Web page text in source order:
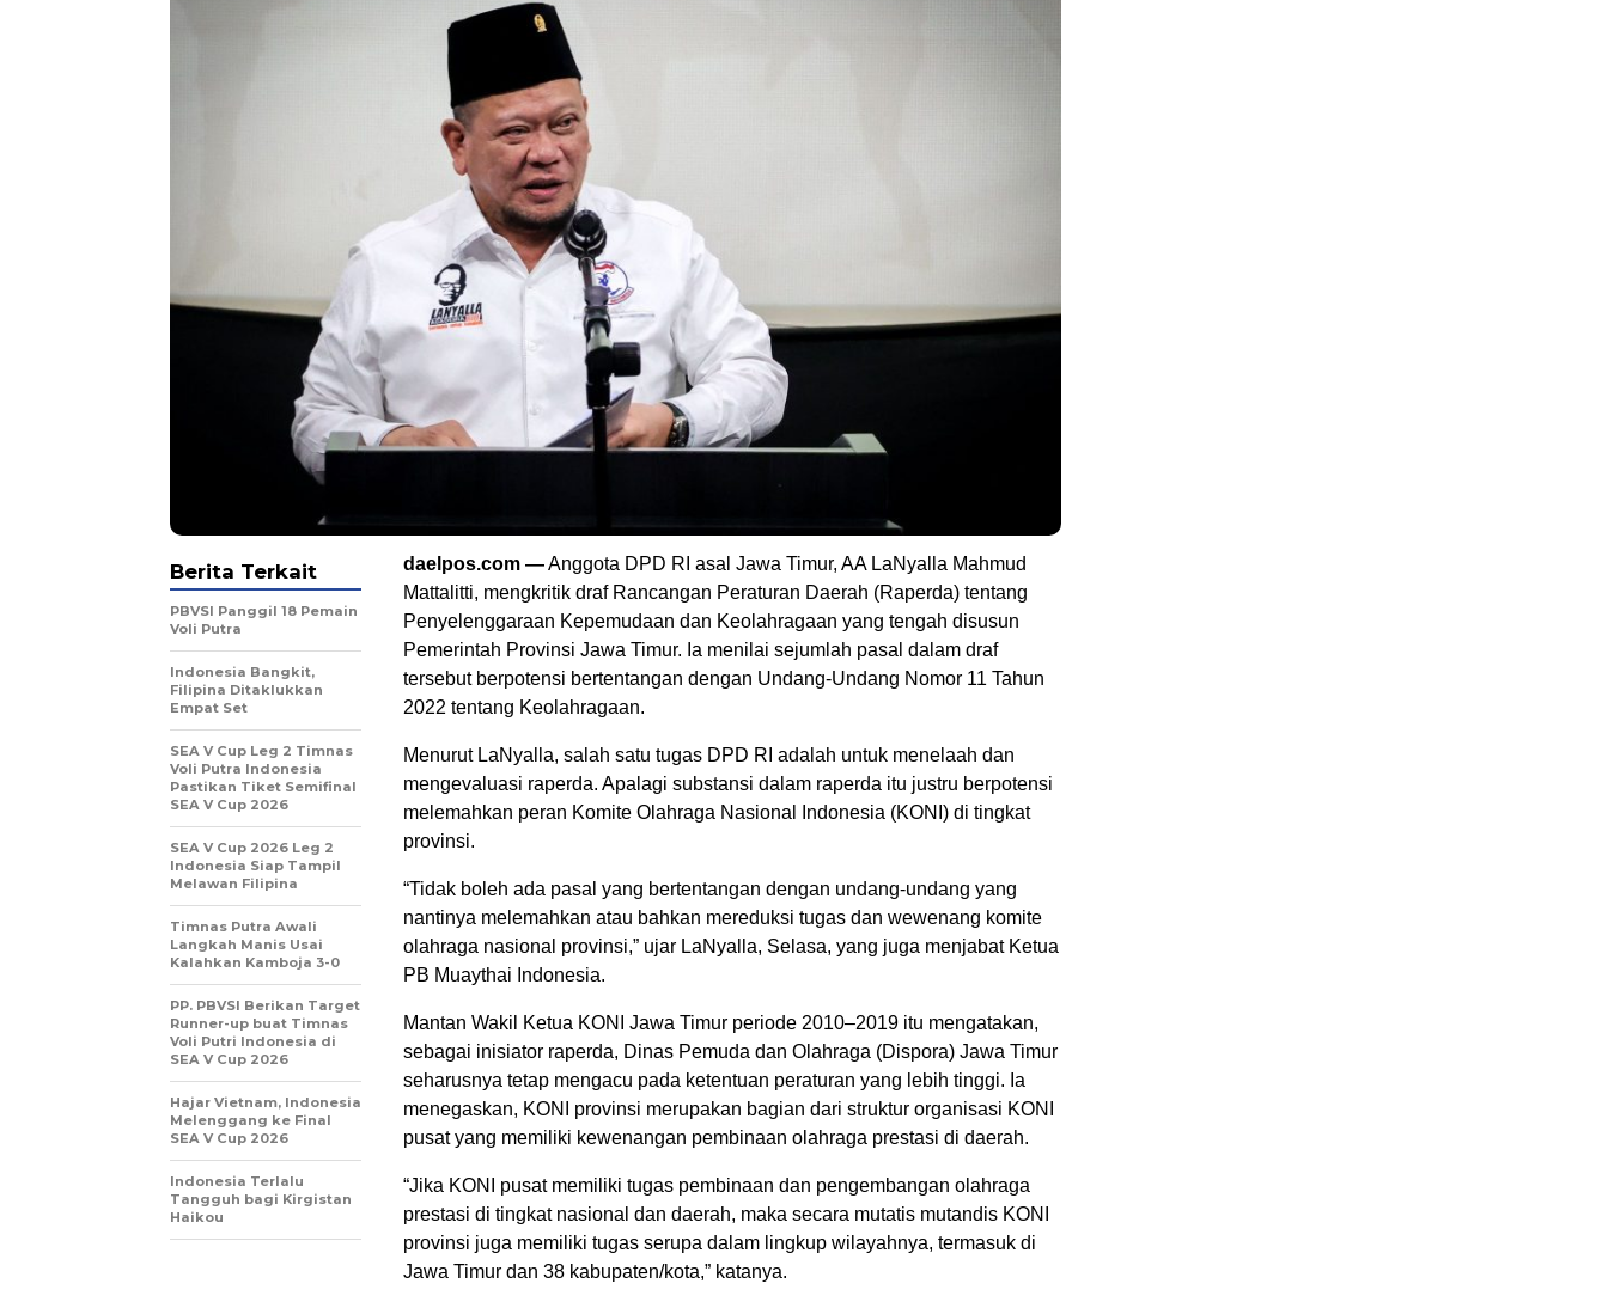
daelpos.com —Anggota DPD RI asal Jawa Timur, AA LaNyalla Mahmud
Mattalitti, mengkritik draf Rancangan Peraturan Daerah (Raperda) tentang
Penyelenggaraan Kepemudaan dan Keolahragaan yang tengah disusun
Pemerintah Provinsi Jawa Timur. Ia menilai sejumlah pasal dalam draf
tersebut berpotensi bertentangan dengan Undang-Undang Nomor 11 Tahun
2022 tentang Keolahragaan.
Menurut LaNyalla, salah satu tugas DPD RI adalah untuk menelaah dan
mengevaluasi raperda. Apalagi substansi dalam raperda itu justru berpotensi
melemahkan peran Komite Olahraga Nasional Indonesia (KONI) di tingkat
provinsi.
“Tidak boleh ada pasal yang bertentangan dengan undang-undang yang
nantinya melemahkan atau bahkan mereduksi tugas dan wewenang komite
olahraga nasional provinsi,” ujar LaNyalla, Selasa, yang juga menjabat Ketua
PB Muaythai Indonesia.
Mantan Wakil Ketua KONI Jawa Timur periode 2010–2019 itu mengatakan,
sebagai inisiator raperda, Dinas Pemuda dan Olahraga (Dispora) Jawa Timur
seharusnya tetap mengacu pada ketentuan peraturan yang lebih tinggi. Ia
menegaskan, KONI provinsi merupakan bagian dari struktur organisasi KONI
pusat yang memiliki kewenangan pembinaan olahraga prestasi di daerah.
“Jika KONI pusat memiliki tugas pembinaan dan pengembangan olahraga
prestasi di tingkat nasional dan daerah, maka secara mutatis mutandis KONI
provinsi juga memiliki tugas serupa dalam lingkup wilayahnya, termasuk di
Jawa Timur dan 38 kabupaten/kota,” katanya.
Berita Terkait
PBVSI Panggil 18 Pemain
Voli Putra
Indonesia Bangkit,
Filipina Ditaklukkan
Empat Set
SEA V Cup Leg 2 Timnas
Voli Putra Indonesia
Pastikan Tiket Semifinal
SEA V Cup 2026
SEA V Cup 2026 Leg 2
Indonesia Siap Tampil
Melawan Filipina
Timnas Putra Awali
Langkah Manis Usai
Kalahkan Kamboja 3-0
PP. PBVSI Berikan Target
Runner-up buat Timnas
Voli Putri Indonesia di
SEA V Cup 2026
Hajar Vietnam, Indonesia
Melenggang ke Final
SEA V Cup 2026
Indonesia Terlalu
Tangguh bagi Kirgistan
Haikou